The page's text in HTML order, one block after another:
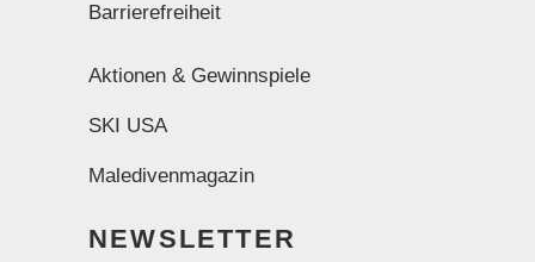
Barrierefreiheit
Aktionen & Gewinnspiele
SKI USA
Maledivenmagazin
NEWSLETTER